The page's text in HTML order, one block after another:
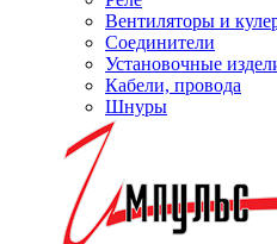
Вентиляторы и
Соединители
Установочные
Кабели, провода
Шнуры